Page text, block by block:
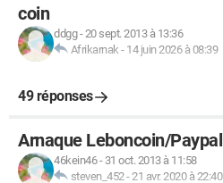
coin
ddgg-20 sept. 2013 à 13:36
Afrikarnak - 14 juin 2026 à 08:39
49 réponses
Arnaque Leboncoin/Paypal
46kein46- 31 oct. 2013 à 11:58
steven_452-21 avr. 2020 à 22:40